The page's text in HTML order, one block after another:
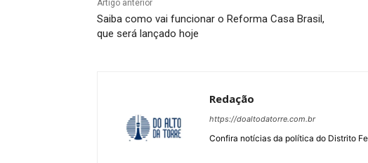
Artigo anterior
Saiba como vai funcionar o Reforma Casa Brasil,
que será lançado hoje
Redação
https://doaltodatorre.com.br
Confira notícias da política do Distrito